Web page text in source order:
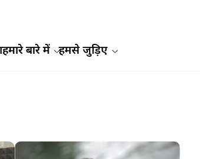
हमारे बारे में हमसे जुड़िए